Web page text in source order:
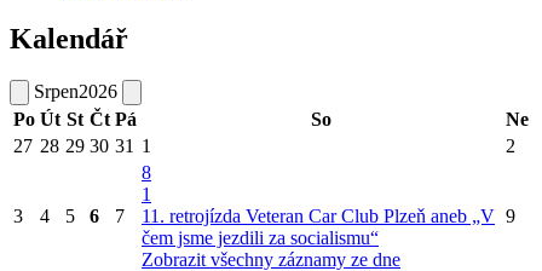
Kalendář
Srpen2026
Po Út St Čt Pá So
Ne
27 28 29 30 31 1 2
3 4 5 6 7
8
1
11. retrojízda Veteran Car Club Plzeň aneb „V
čem jsme jezdili za socialismu“
Zobrazit všechny záznamy ze dne
9